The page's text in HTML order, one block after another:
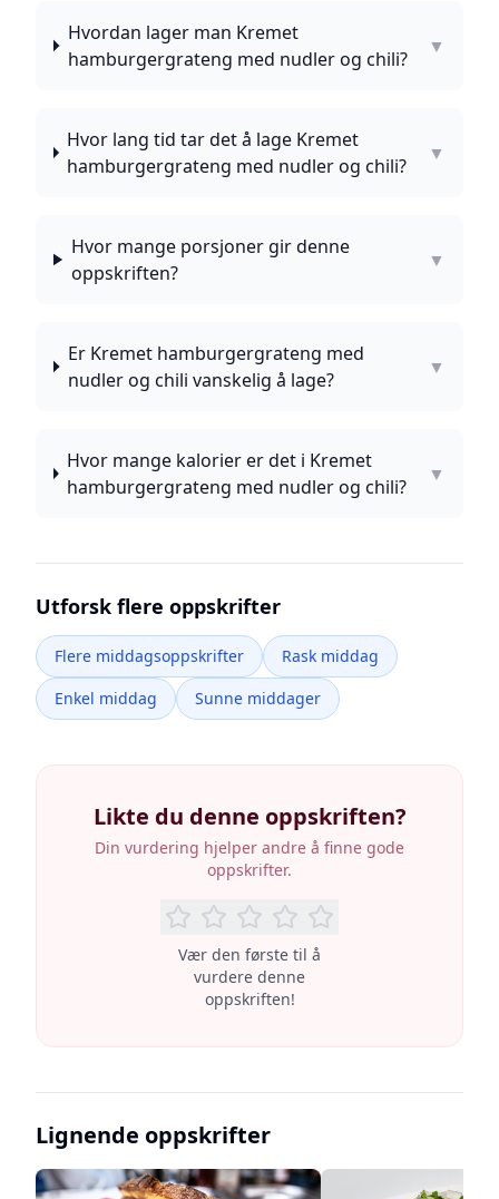
Hvordan lager man Kremet
hamburgergrateng med nudler og chili?
▼
Hvor lang tid tar det å lage Kremet
hamburgergrateng med nudler og chili?
▼
Hvor mange porsjoner gir denne
oppskriften?
▼
Er Kremet hamburgergrateng med
nudler og chili vanskelig å lage?
▼
Hvor mange kalorier er det i Kremet
hamburgergrateng med nudler og chili?
▼
Utforsk flere oppskrifter
Flere middagsoppskrifter
Rask middag
Enkel middag
Sunne middager
Likte du denne oppskriften?
Din vurdering hjelper andre å finne gode
oppskrifter.
Vær den første til å
vurdere denne
oppskriften!
Lignende oppskrifter